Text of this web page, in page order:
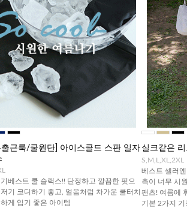
출근룩/쿨원단] 아이스콜드 스판 일자
베스트 쿨 슬랙스!! 단정하고 깔끔한 핏으
기 코디하기 좋고, 얼음처럼 차가운 쿨터치
게 입기 좋은 아이템
실크같은
S,M,L,XL,2XL
베스트 셀러
촉이 너무 시
팬츠! 여름에
기본 2가지